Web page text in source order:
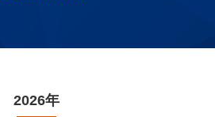
2026年